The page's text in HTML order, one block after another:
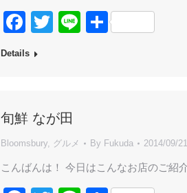
Facebook
Twitter
Line共
Details
旬鮮 なが田
Bloomsbury, グルメ By Fukuda 2014/09/21
こんばんは！ 今日はこんなお店のご紹介